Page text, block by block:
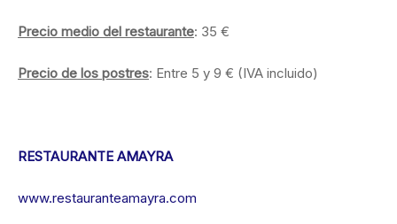
Precio medio del restaurante: 35 €
Precio de los postres: Entre 5 y 9 € (IVA incluido)
RESTAURANTE AMAYRA
www.restauranteamayra.com